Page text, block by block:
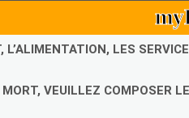
L’ALIMENTATION, LES
MORT, VEUILLEZ COMPOSER